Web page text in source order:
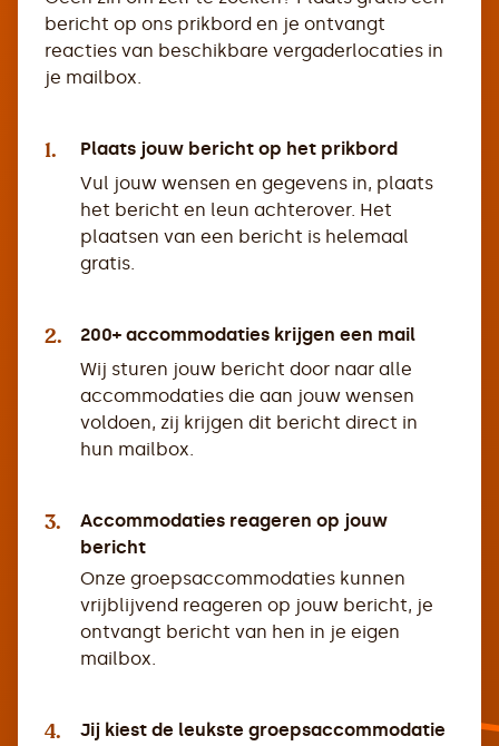
bericht op ons prikbord en je ontvangt
reacties van beschikbare vergaderlocaties in
je mailbox.
1.
Plaats jouw bericht op het prikbord
Vul jouw wensen en gegevens in, plaats
het bericht en leun achterover. Het
plaatsen van een bericht is helemaal
gratis.
2.
200+ accommodaties krijgen een mail
Wij sturen jouw bericht door naar alle
accommodaties die aan jouw wensen
voldoen, zij krijgen dit bericht direct in
hun mailbox.
3.
Accommodaties reageren op jouw
bericht
Onze groepsaccommodaties kunnen
vrijblijvend reageren op jouw bericht, je
ontvangt bericht van hen in je eigen
mailbox.
4.
Jij kiest de leukste groepsaccommodatie